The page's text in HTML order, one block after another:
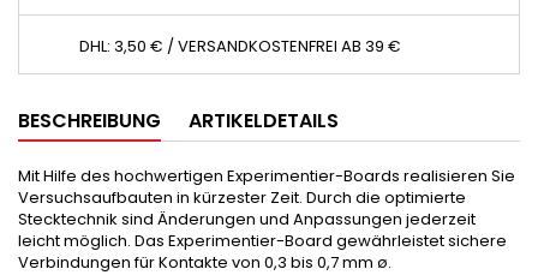
DHL: 3,50 € / VERSANDKOSTENFREI AB 39 €
BESCHREIBUNG ARTIKELDETAILS
Mit Hilfe des hochwertigen Experimentier-Boards realisieren Sie
Versuchsaufbauten in kürzester Zeit. Durch die optimierte
Stecktechnik sind Änderungen und Anpassungen jederzeit
leicht möglich. Das Experimentier-Board gewährleistet sichere
Verbindungen für Kontakte von 0,3 bis 0,7 mm ø.